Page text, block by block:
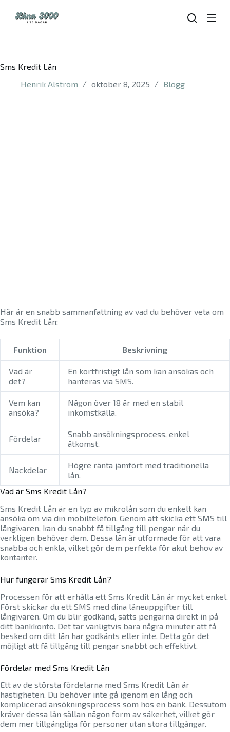
c
Sms Kredit Lån
Henrik Alström
oktober 8, 2025 Blogg
Här är en snabb sammanfattning av vad du behöver veta om
Sms Kredit Lån:
Funktion Beskrivning
Vad är
det?
En kortfristigt lån som kan ansökas och
hanteras via SMS.
Vem kan
ansöka?
Någon över 18 år med en stabil
inkomstkälla.
Fördelar
Snabb ansökningsprocess, enkel
åtkomst.
Nackdelar
Högre ränta jämfört med traditionella
lån.
Vad är Sms Kredit Lån?
Sms Kredit Lån är en typ av mikrolån som du enkelt kan
ansöka om via din mobiltelefon. Genom att skicka ett SMS till
långivaren, kan du snabbt få tillgång till pengar när du
verkligen behöver dem. Dessa lån är utformade för att vara
snabba och enkla, vilket gör dem perfekta för akut behov av
kontanter.
Hur fungerar Sms Kredit Lån?
Processen för att erhålla ett Sms Kredit Lån är mycket enkel.
Först skickar du ett SMS med dina låneuppgifter till
långivaren. Om du blir godkänd, sätts pengarna direkt in på
ditt bankkonto. Det tar vanligtvis bara några minuter att få
besked om ditt lån har godkänts eller inte. Detta gör det
möjligt att få tillgång till pengar snabbt och effektivt.
Fördelar med Sms Kredit Lån
Ett av de största fördelarna med Sms Kredit Lån är
hastigheten. Du behöver inte gå igenom en lång och
komplicerad ansökningsprocess som hos en bank. Dessutom
kräver dessa lån sällan någon form av säkerhet, vilket gör
dem mer tillgängliga för personer utan stora tillgångar.